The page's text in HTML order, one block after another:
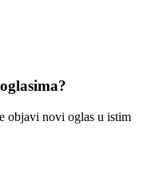
objavi novi oglas u istim